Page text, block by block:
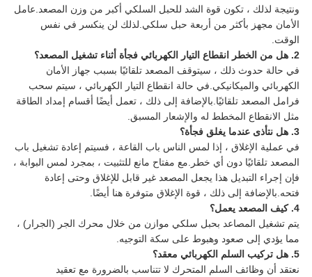
ونتيجة لذلك ، تكون قوة الشد للحبل السلكي أكبر من وزن المصعد.عامل
الأمان مجهز بأكثر من أربعة حبل سلكي.لذلك لن ينكسر في نفس
الوقت.
2. هل من الخطر انقطاع التيار الكهربائي فجأة أثناء تشغيل المصعد؟
في حالة حدوث ذلك ، سيتوقف المصعد تلقائيًا بسبب جهاز الأمان
الكهربائي والميكانيكي.في حالة انقطاع التيار الكهربائي ، سيتم سحب
فرامل المصعد تلقائيًا.بالإضافة إلى ذلك ، تعمل أيضًا أقسام إمداد الطاقة
مثل الانقطاع المخطط له والإشعار المسبق.
3. هل نتأذى عندما يغلق فجأة؟
في عملية الإغلاق ، إذا لمس الناس باب القاعة ، فسيتم إعادة تشغيل باب
المصعد تلقائيًا دون أي خطر.مع مفتاح مانع للتثبيت ، بمجرد لمس البوابة ،
فإن إجراء التبديل هذا يجعل المصعد غير قابل للإغلاق وحتى إعادة
فتحه.بالإضافة إلى ذلك ، قوة الإغلاق متوفرة هنا أيضًا.
4. كيف المصعد يعمل؟
يتم تشغيل المصاعد بحبل سلكي موازن من خلال محرك الجر (الجرار) ،
مما يؤدي إلى صعود وهبوط على سكة التوجيه.
5. هل تركيب السلم الكهربائي معقد؟
نعتقد أن وظائف السلم المتحرك لا تتناسب بالضرورة مع تعقيد